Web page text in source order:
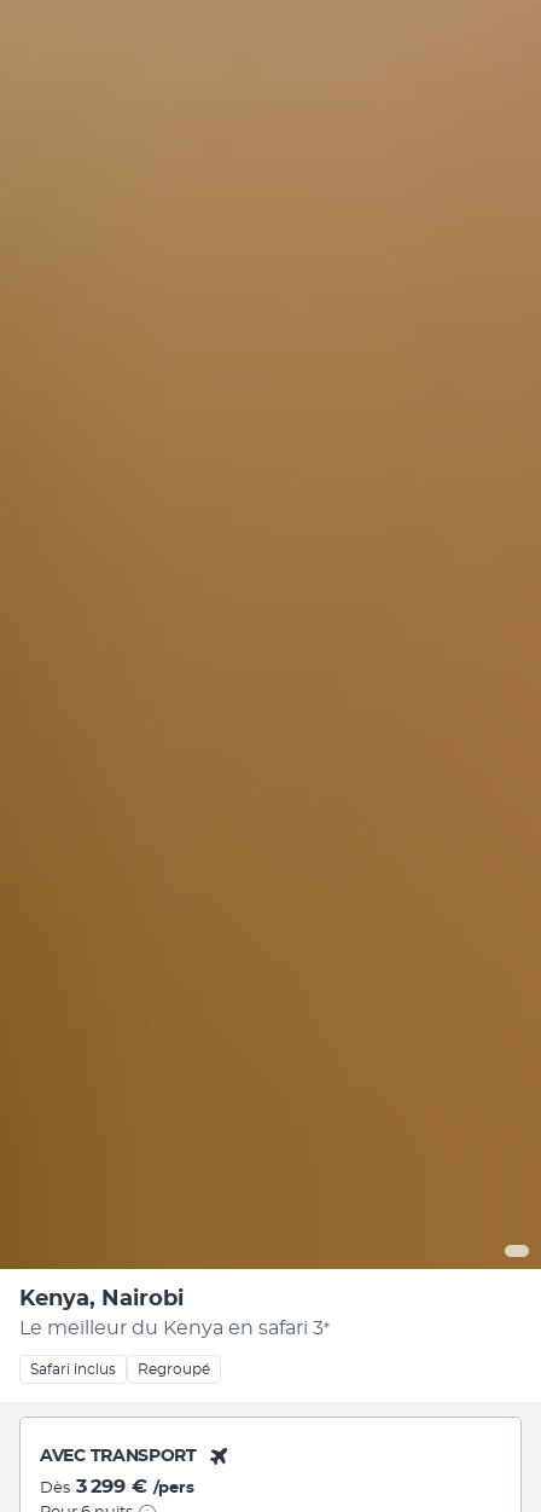
Kenya, Nairobi
Le meilleur du Kenya en safari 3*
Safari inclus Regroupé
AVEC TRANSPORT
Dès 3 299 € /pers